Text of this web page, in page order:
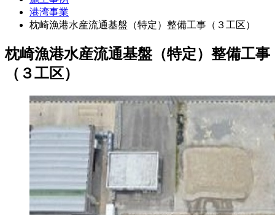
港湾事業
枕崎漁港水産流通基盤（特定）整備工事（３工区）
枕崎漁港水産流通基盤（特定）整備工事
（３工区）